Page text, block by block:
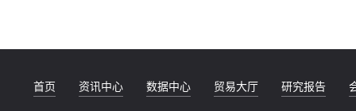
首页 资讯中心 数据中心 贸易大厅 研究报告